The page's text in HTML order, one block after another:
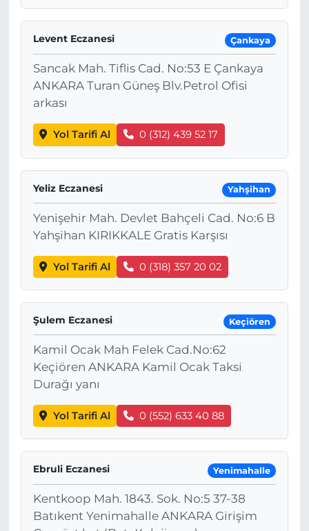
Levent Eczanesi Çankaya
Sancak Mah. Tiflis Cad. No:53 E Çankaya
ANKARA Turan Güneş Blv.Petrol Ofisi
arkası
Yol Tarifi Al 0 (312) 439 52 17
Yeliz Eczanesi Yahşihan
Yenişehir Mah. Devlet Bahçeli Cad. No:6 B
Yahşihan KIRIKKALE Gratis Karşısı
Yol Tarifi Al 0 (318) 357 20 02
Şulem Eczanesi Keçiören
Kamil Ocak Mah Felek Cad.No:62
Keçiören ANKARA Kamil Ocak Taksi
Durağı yanı
Yol Tarifi Al 0 (552) 633 40 88
Ebruli Eczanesi Yenimahalle
Kentkoop Mah. 1843. Sok. No:5 37-38
Batıkent Yenimahalle ANKARA Girişim